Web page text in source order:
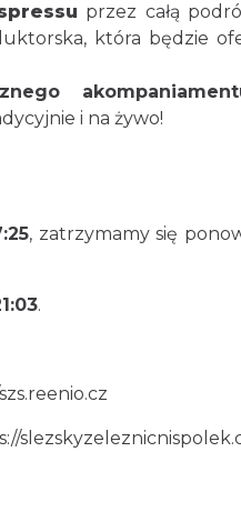
przez całą
która będzie
i na żywo!
, zatrzymamy się
.